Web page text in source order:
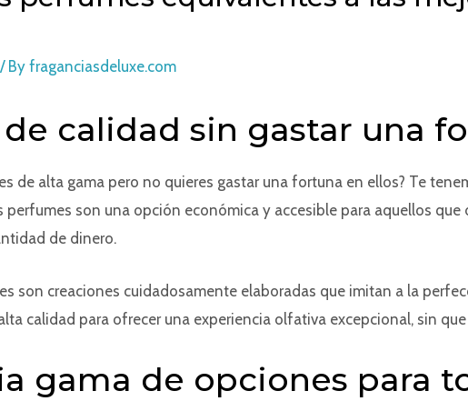
/ By fraganciasdeluxe.com
calidad sin gastar una
de alta gama pero no quieres gastar una fortuna en ellos? Te
perfumes son una opción económica y accesible para aquellos
de dinero.
son creaciones cuidadosamente elaboradas que imitan a la
calidad para ofrecer una experiencia olfativa excepcional, sin
gama de opciones para